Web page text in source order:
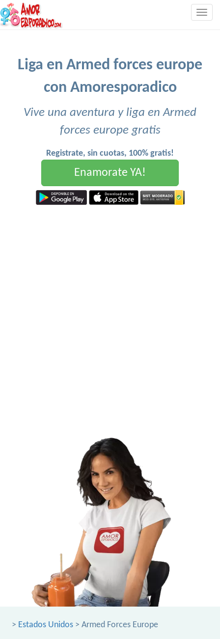
Liga en Armed forces europe
con Amoresporadico
Vive una aventura y liga en Armed
forces europe gratis
Registrate, sin cuotas, 100% gratis!
Enamorate YA!
> Estados Unidos > Armed Forces Europe